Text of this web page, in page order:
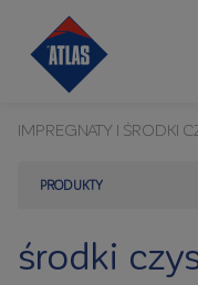
IMPREGNATY I ŚRODKI
PRODUKTY
środki